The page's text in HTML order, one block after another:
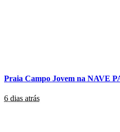
Praia Campo Jovem na NAVE
6 dias atrás